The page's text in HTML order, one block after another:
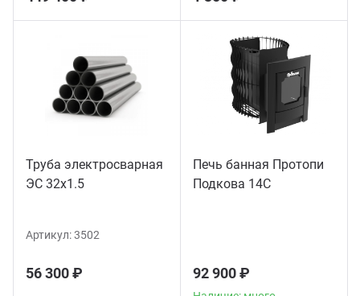
Труба электросварная
ЭС 32x1.5
Артикул:3502
56 300 ₽
Печь банная Протопи
Подкова 14С
92 900 ₽